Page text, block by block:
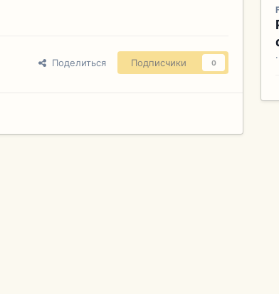
Поделиться Подписчики 0